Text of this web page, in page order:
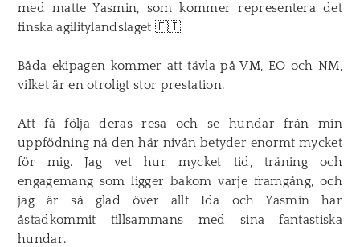
med matte Yasmin, som kommer representera det
finska agilitylandslaget 🇫🇮
Båda ekipagen kommer att tävla på VM, EO och NM,
vilket är en otroligt stor prestation.
Att få följa deras resa och se hundar från min
uppfödning nå den här nivån betyder enormt mycket
för mig. Jag vet hur mycket tid, träning och
engagemang som ligger bakom varje framgång, och
jag är så glad över allt Ida och Yasmin har
åstadkommit tillsammans med sina fantastiska
hundar.